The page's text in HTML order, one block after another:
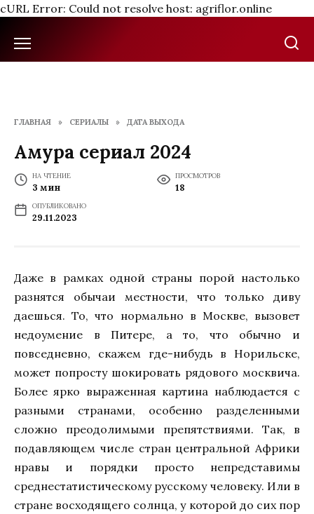
cURL Error: Could not resolve host: agriflor.online
содержанию
ГЛАВНАЯ » СЕРИАЛЫ » ДАТА ВЫХОДА
Амура сериал 2024
НА ЧТЕНИЕ
3 мин
ПРОСМОТРОВ
18
ОПУБЛИКОВАНО
29.11.2023
Даже в рамках одной страны порой настолько
разнятся обычаи местности, что только диву
даешься. То, что нормально в Москве, вызовет
недоумение в Питере, а то, что обычно и
повседневно, скажем где-нибудь в Норильске,
может попросту шокировать рядового москвича.
Более ярко выраженная картина наблюдается с
разными странами, особенно разделенными
сложно преодолимыми препятствиями. Так, в
подавляющем числе стран центральной Африки
нравы и порядки просто непредставимы
среднестатистическому русскому человеку. Или в
стране восходящего солнца, у которой до сих пор